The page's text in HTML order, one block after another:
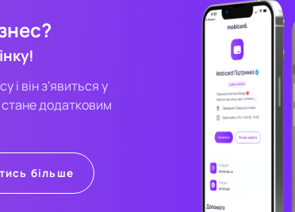
і він з'явиться у
додатковим
більше